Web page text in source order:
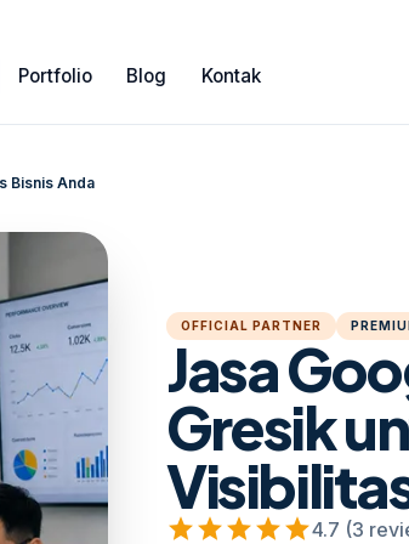
Portfolio Blog Kontak
Bisnis Anda
OFFICIAL PARTNER
Jasa
Gresik
starstarstarstarstar4.7 (3